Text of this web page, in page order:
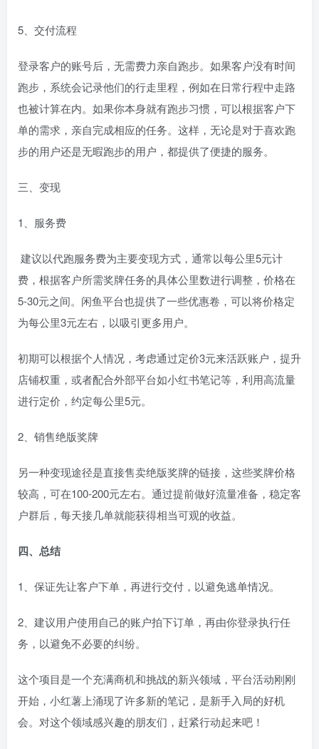
5、交付流程
登录客户的账号后，无需费力亲自跑步。如果客户没有时间
跑步，系统会记录他们的行走里程，例如在日常行程中走路
也被计算在内。如果你本身就有跑步习惯，可以根据客户下
单的需求，亲自完成相应的任务。这样，无论是对于喜欢跑
步的用户还是无暇跑步的用户，都提供了便捷的服务。
三、变现
1、服务费
建议以代跑服务费为主要变现方式，通常以每公里5元计
费，根据客户所需奖牌任务的具体公里数进行调整，价格在
5-30元之间。闲鱼平台也提供了一些优惠卷，可以将价格定
为每公里3元左右，以吸引更多用户。
初期可以根据个人情况，考虑通过定价3元来活跃账户，提升
店铺权重，或者配合外部平台如小红书笔记等，利用高流量
进行定价，约定每公里5元。
2、销售绝版奖牌
另一种变现途径是直接售卖绝版奖牌的链接，这些奖牌价格
较高，可在100-200元左右。通过提前做好流量准备，稳定客
户群后，每天接几单就能获得相当可观的收益。
四、总结
1、保证先让客户下单，再进行交付，以避免逃单情况。
2、建议用户使用自己的账户拍下订单，再由你登录执行任
务，以避免不必要的纠纷。
这个项目是一个充满商机和挑战的新兴领域，平台活动刚刚
开始，小红薯上涌现了许多新的笔记，是新手入局的好机
会。对这个领域感兴趣的朋友们，赶紧行动起来吧！